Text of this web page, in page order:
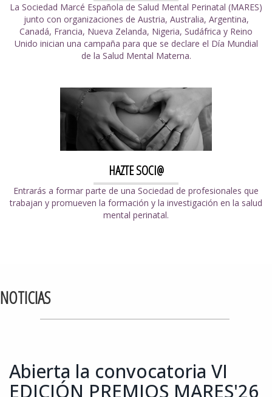
La Sociedad Marcé Española de Salud Mental Perinatal (MARES)
junto con organizaciones de Austria, Australia, Argentina,
Canadá, Francia, Nueva Zelanda, Nigeria, Sudáfrica y Reino
Unido inician una campaña para que se declare el Día Mundial
de la Salud Mental Materna.
HAZTE SOCI@
Entrarás a formar parte de una Sociedad de profesionales que
trabajan y promueven la formación y la investigación en la salud
mental perinatal.
NOTICIAS
Abierta la convocatoria VI
EDICIÓN PREMIOS MARES'26